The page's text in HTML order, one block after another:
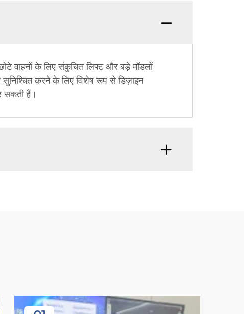
वाहनों के लिए संकुचित लिफ्ट और बड़े मॉडलों
सुनिश्चित करने के लिए विशेष रूप से डिज़ाइन
सकती है।